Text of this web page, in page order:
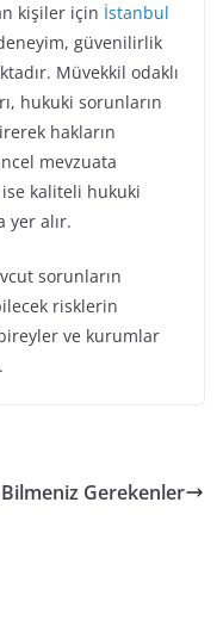
kişiler için İstanbul
güvenilirlik
Müvekkil odaklı
hukuki sorunların
hakların
mevzuata
ise kaliteli hukuki
yer alır.
sorunların
risklerin
ve kurumlar
Gerekenler